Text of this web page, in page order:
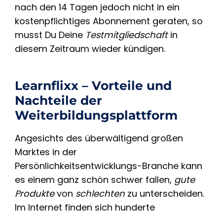
nach den 14 Tagen jedoch nicht in ein
kostenpflichtiges Abonnement geraten, so
musst Du Deine Testmitgliedschaftin
diesem Zeitraum wieder kündigen.
Learnflixx – Vorteile und
Nachteile der
Weiterbildungsplattform
Angesichts des überwältigend großen
Marktes in der
Persönlichkeitsentwicklungs-Branche kann
es einem ganz schön schwer fallen, gute
Produktevon schlechten zu unterscheiden.
Im Internet finden sich hunderte